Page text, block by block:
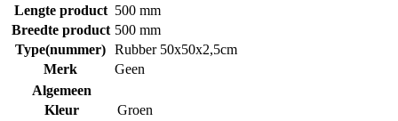
Lengte product 500 mm
Breedte product 500 mm
Type(nummer) Rubber 50x50x2,5cm
Merk
Geen
Algemeen
Kleur
Groen